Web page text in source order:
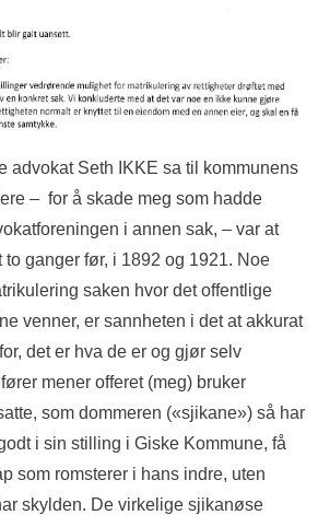
advokat Seth IKKE sa til kommunens
– for å skade meg som hadde
i annen sak, – var at
ganger før, i 1892 og 1921. Noe
saken hvor det offentlige
venner, er sannheten i det at akkurat
det er hva de er og gjør selv
mener offeret (meg) bruker
som dommeren («sjikane») så har
i sin stilling i Giske Kommune, få
som romsterer i hans indre, uten
skylden. De virkelige sjikanøse